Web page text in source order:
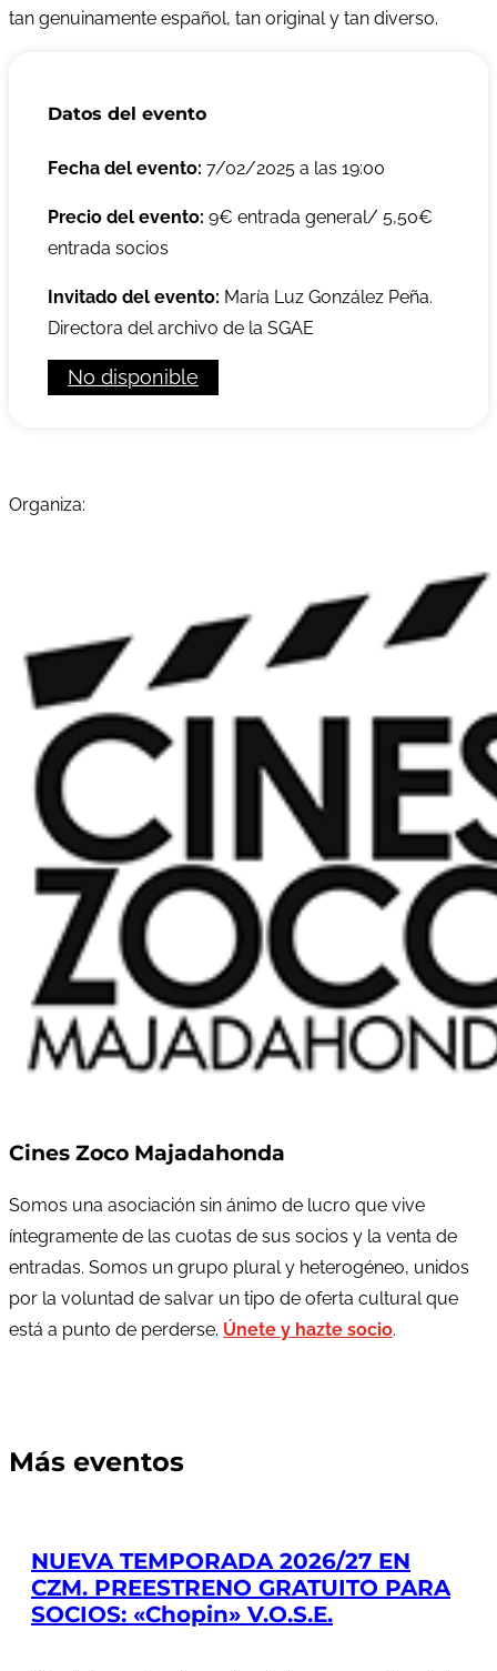
tan genuinamente español, tan original y tan diverso.
Datos del evento
Fecha del evento: 7/02/2025 a las 19:00
Precio del evento: 9€ entrada general/ 5,50€
entrada socios
Invitado del evento: María Luz González Peña.
Directora del archivo de la SGAE
No disponible
Organiza:
Cines Zoco Majadahonda
Somos una asociación sin ánimo de lucro que vive
íntegramente de las cuotas de sus socios y la venta de
entradas. Somos un grupo plural y heterogéneo, unidos
por la voluntad de salvar un tipo de oferta cultural que
está a punto de perderse. Únete y hazte socio.
Más eventos
NUEVA TEMPORADA 2026/27 EN
CZM. PREESTRENO GRATUITO PARA
SOCIOS: «Chopin» V.O.S.E.